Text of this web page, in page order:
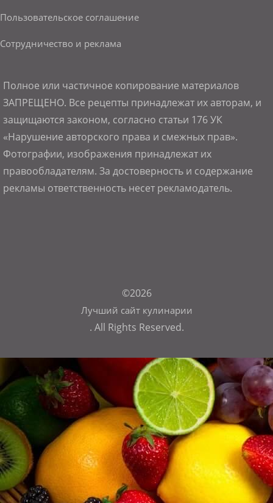
Пользовательское соглашение
Сотрудничество и реклама
Полное или частичное копирование материалов
ЗАПРЕЩЕНО. Все рецепты принадлежат их авторам, и
защищаются законом, согласно статьи 176 УК
«Нарушение авторского права и смежных прав».
Фотографии, изображения принадлежат их
правообладателям. За достоверность и содержание
рекламы ответственность несет рекламодатель.
©2026
Лучший сайт кулинарии
. All Rights Reserved.